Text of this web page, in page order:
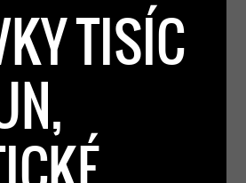
TISÍC